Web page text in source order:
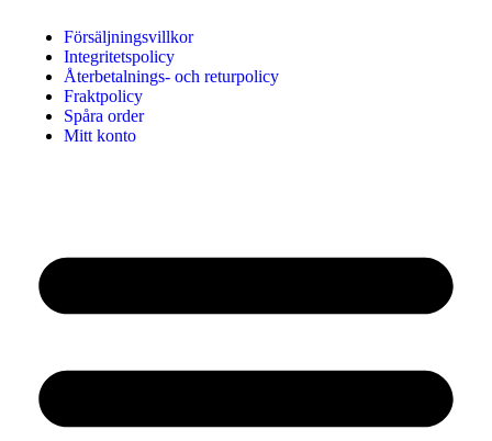
Försäljningsvillkor
Integritetspolicy
Återbetalnings- och returpolicy
Fraktpolicy
Spåra order
Mitt konto